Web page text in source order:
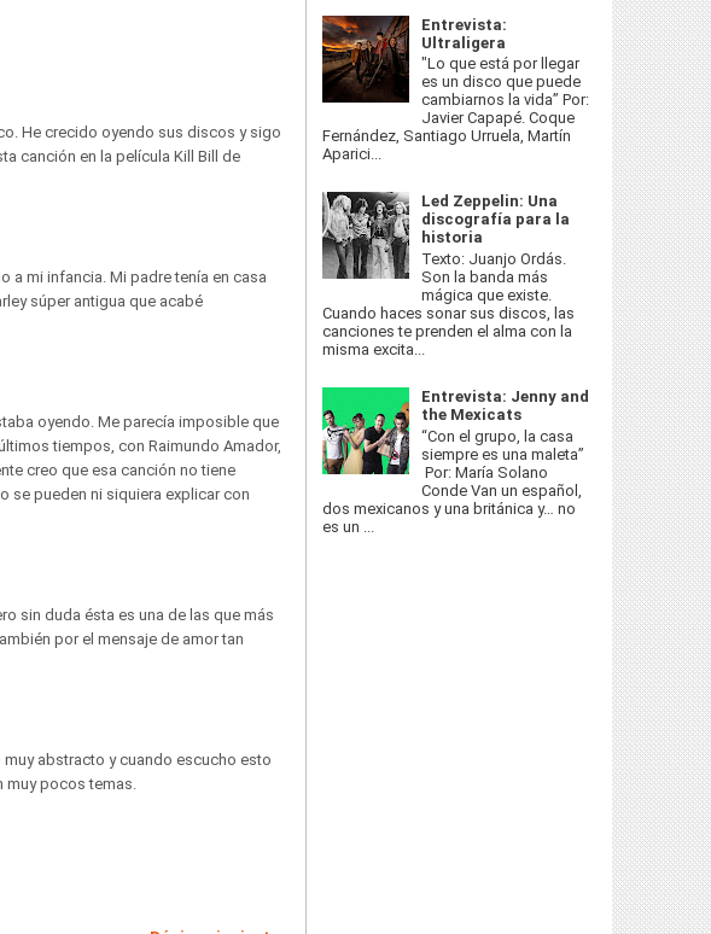
He crecido oyendo sus discos y sigo
canción en la película Kill Bill de
a mi infancia. Mi padre tenía en casa
súper antigua que acabé
oyendo. Me parecía imposible que
tiempos, con Raimundo Amador,
creo que esa canción no tiene
se pueden ni siquiera explicar con
sin duda ésta es una de las que más
por el mensaje de amor tan
abstracto y cuando escucho esto
muy pocos temas.
Entrevista:
Ultraligera
"Lo que está por llegar
es un disco que puede
cambiarnos la vida” Por:
Javier Capapé. Coque
Fernández, Santiago Urruela, Martín
Aparici...
Led Zeppelin: Una
discografía para la
historia
Texto: Juanjo Ordás.
Son la banda más
mágica que existe.
Cuando haces sonar sus discos, las
canciones te prenden el alma con la
misma excita...
Entrevista: Jenny and
the Mexicats
“Con el grupo, la casa
siempre es una maleta”
Por: María Solano
Conde Van un español,
dos mexicanos y una británica y… no
es un ...